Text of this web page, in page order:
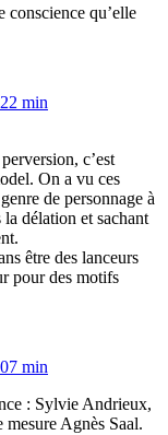
conscience qu’elle
min
c’est
On a vu ces
de personnage à
délation et sachant
être des lanceurs
pour des motifs
min
: Sylvie Andrieux,
Agnès Saal.